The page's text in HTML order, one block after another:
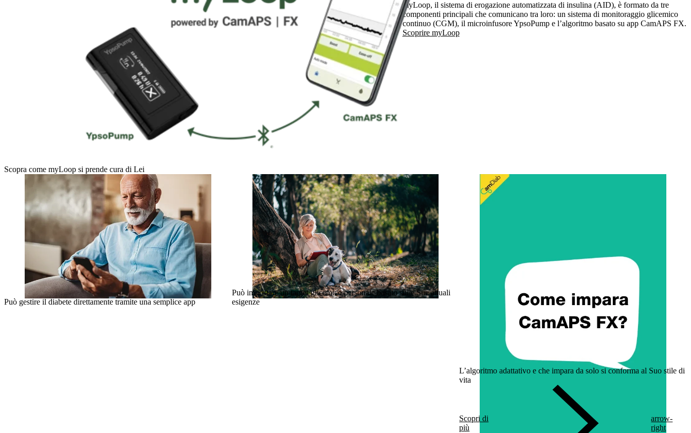
myLoop, il sistema di erogazione automatizzata di insulina (AID), è formato da tre
componenti principali che comunicano tra loro: un sistema di monitoraggio glicemico
continuo (CGM), il microinfusore YpsoPump e l’algoritmo basato su app CamAPS FX.
Scoprire myLoop
Scopra come myLoop si prende cura di Lei
Può gestire il diabete direttamente tramite una semplice app
Può impostare un target glicemico personale basato sulle Sue attuali
esigenze
L’algoritmo adattativo e che impara da solo si conforma al Suo stile di
vita
Scopri di
più
arrow-
right